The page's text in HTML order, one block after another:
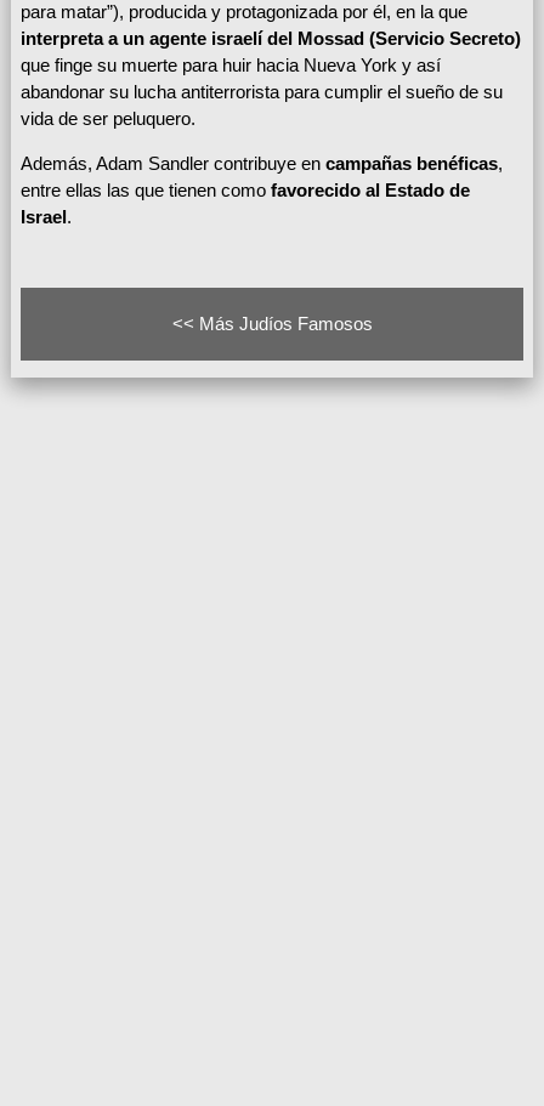
para matar”), producida y protagonizada por él, en la que
interpreta a un agente israelí del Mossad (Servicio Secreto)
que finge su muerte para huir hacia Nueva York y así
abandonar su lucha antiterrorista para cumplir el sueño de su
vida de ser peluquero.
Además, Adam Sandler contribuye en campañas benéficas,
entre ellas las que tienen comofavorecido al Estado de
Israel.
<< Más Judíos Famosos